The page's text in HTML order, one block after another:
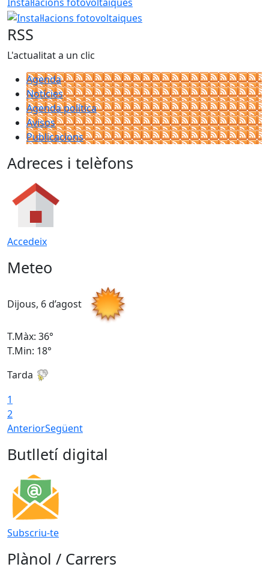
RSS
L'actualitat a un clic
Agenda
Notícies
Agenda política
Avisos
Publicacions
Adreces i telèfons
Accedeix
Meteo
Dijous, 6 d’agost
T.Màx: 36°
T.Min: 18°
Tarda
1
2
AnteriorSegüent
Butlletí digital
Subscriu-te
Plànol / Carrers